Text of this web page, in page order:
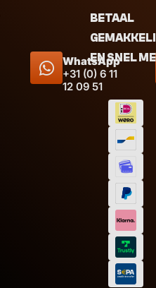
Inhoud
WhatsApp
+31 (0) 6 11
12 09 51
BETAAL
EN SNEL